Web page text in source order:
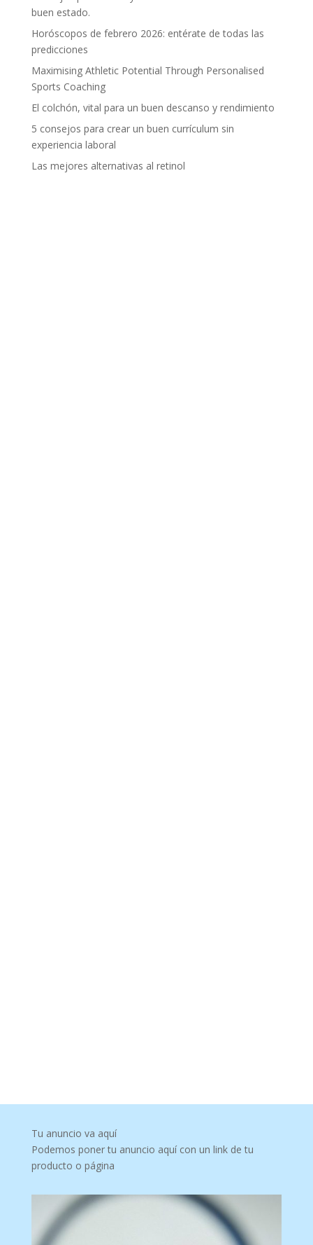
buen estado.
Horóscopos de febrero 2026: entérate de todas las
predicciones
Maximising Athletic Potential Through Personalised
Sports Coaching
El colchón, vital para un buen descanso y rendimiento
5 consejos para crear un buen currículum sin
experiencia laboral
Las mejores alternativas al retinol
Tu anuncio va aquí
Podemos poner tu anuncio aquí con un link de tu
producto o página